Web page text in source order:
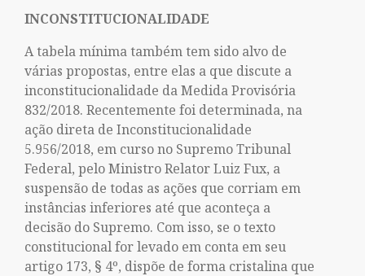
INCONSTITUCIONALIDADE
A tabela mínima também tem sido alvo de
várias propostas, entre elas a que discute a
inconstitucionalidade da Medida Provisória
832/2018. Recentemente foi determinada, na
ação direta de Inconstitucionalidade
5.956/2018, em curso no Supremo Tribunal
Federal, pelo Ministro Relator Luiz Fux, a
suspensão de todas as ações que corriam em
instâncias inferiores até que aconteça a
decisão do Supremo. Com isso, se o texto
constitucional for levado em conta em seu
artigo 173, § 4º, dispõe de forma cristalina que